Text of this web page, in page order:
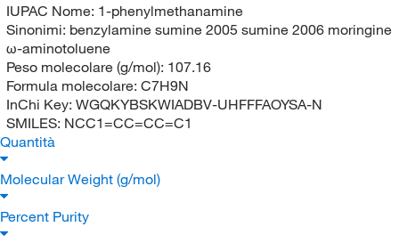
IUPAC Nome: 1-phenylmethanamine
Sinonimi: benzylamine sumine 2005 sumine 2006 moringine
ω-aminotoluene
Peso molecolare (g/mol): 107.16
Formula molecolare: C7H9N
InChi Key: WGQKYBSKWIADBV-UHFFFAOYSA-N
SMILES: NCC1=CC=CC=C1
Quantità
Molecular Weight (g/mol)
Percent Purity